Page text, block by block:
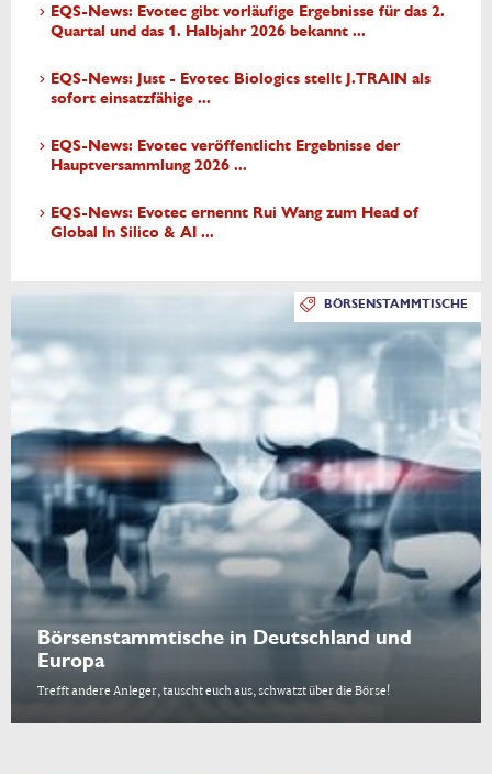
EQS-News: Evotec gibt vorläufige Ergebnisse für das 2.
Quartal und das 1. Halbjahr 2026 bekannt ...
EQS-News: Just - Evotec Biologics stellt J.TRAIN als
sofort einsatzfähige ...
EQS-News: Evotec veröffentlicht Ergebnisse der
Hauptversammlung 2026 ...
EQS-News: Evotec ernennt Rui Wang zum Head of
Global In Silico & AI ...
BÖRSENSTAMMTISCHE
Börsenstammtische in Deutschland und
Europa
Trefft andere Anleger, tauscht euch aus, schwatzt über die Börse!